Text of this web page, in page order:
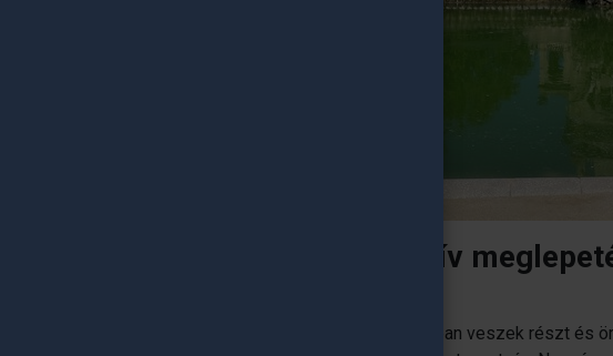
Mi a legnagyobb pozitív
Ez az első alkalom, hogy csereprogramban veszek részt és